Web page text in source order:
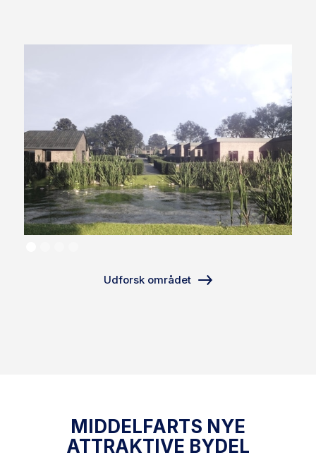
Udforsk området
MIDDELFARTS NYE
ATTRAKTIVE BYDEL